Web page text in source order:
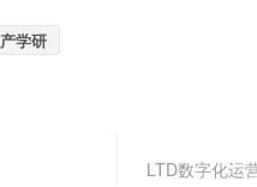
产学研
LTD数字化运